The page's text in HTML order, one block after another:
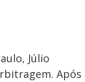
Júlio
Após